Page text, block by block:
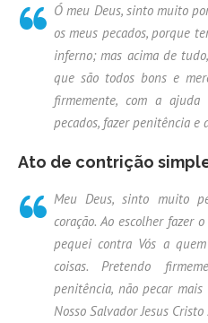
Ó meu Deus, sinto muito
os meus pecados, porque
inferno; mas acima de
que são todos bons e
firmemente, com a ajuda
pecados, fazer penitência e
Ato de contrição
Meu Deus, sinto muito
coração. Ao escolher fazer
pequei contra Vós a
coisas. Pretendo
penitência, não pecar
Nosso Salvador Jesus